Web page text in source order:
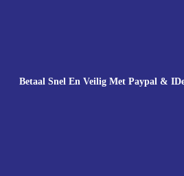
Betaal Snel En Veilig Met Paypal &